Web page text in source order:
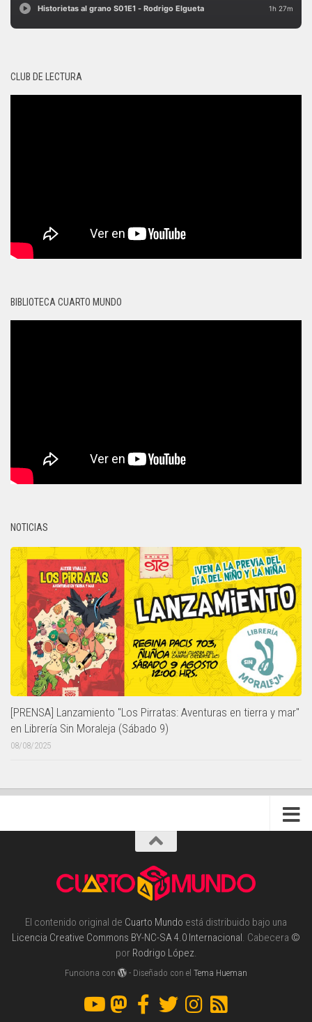
CLUB DE LECTURA
BIBLIOTECA CUARTO MUNDO
NOTICIAS
[PRENSA] Lanzamiento "Los Pirratas: Aventuras en tierra y mar"
en Librería Sin Moraleja (Sábado 9)
08/08/2025
El contenido original de Cuarto Mundo está distribuido bajo una
Licencia Creative Commons BY-NC-SA 4.0 Internacional. Cabecera ©
por Rodrigo López.
Funciona con - Diseñado con elTema Hueman